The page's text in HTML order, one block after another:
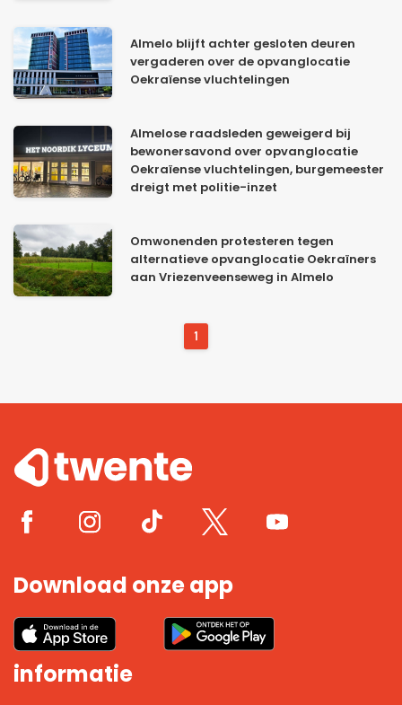
Almelo blijft achter gesloten deuren
vergaderen over de opvanglocatie
Oekraïense vluchtelingen
Almelose raadsleden geweigerd bij
bewonersavond over opvanglocatie
Oekraïense vluchtelingen, burgemeester
dreigt met politie-inzet
Omwonenden protesteren tegen
alternatieve opvanglocatie Oekraïners
aan Vriezenveenseweg in Almelo
1
Download onze app
informatie